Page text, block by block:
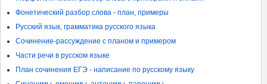
Фонетический разбор слова - план, примеры
Русский язык, грамматика русского языка
Сочинение-рассуждение с планом и примером
Части речи в русском языке
План сочинения ЕГЭ - написание по русскому языку